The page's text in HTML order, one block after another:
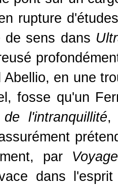
rupture
de sens dans
en une
fosse qu'un
l'intranquillité,
par
dans